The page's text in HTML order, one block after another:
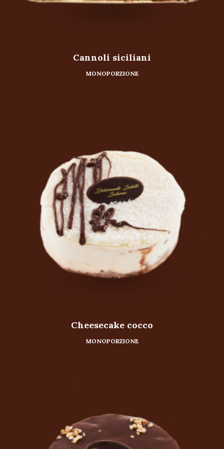
Cannoli siciliani
MONOPORZIONE
Cheesecake cocco
MONOPORZIONE